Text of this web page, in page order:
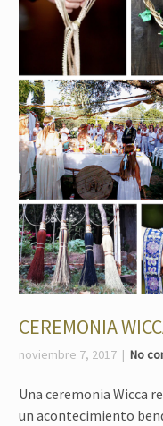
CEREMONIA
noviembre 7, 2017 No
Una ceremonia Wicca
un acontecimiento